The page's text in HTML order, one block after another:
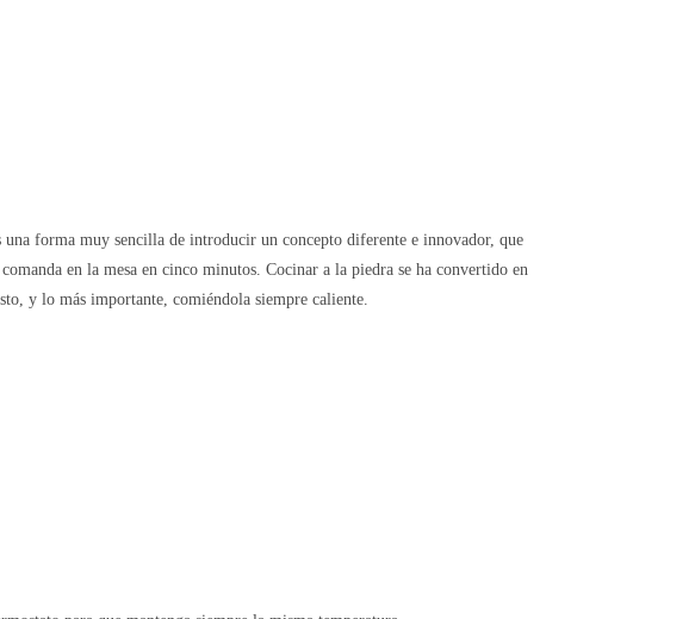
forma muy sencilla de introducir un concepto diferente e innovador, que
en la mesa en cinco minutos. Cocinar a la piedra se ha convertido en
y lo más importante, comiéndola siempre caliente.